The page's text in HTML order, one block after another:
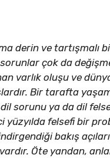
derin ve tartışmalı
çok da
varlık oluşu ve
Bir tarafta
sorunu ya da dil
felsefi bir
bakış
Öte yandan,